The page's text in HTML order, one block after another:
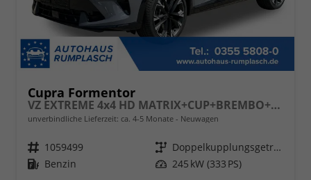
Cupra Formentor
VZ EXTREME 4x4 HD MATRIX+CUP+BREMBO+KAMERA+eHK+SENNHEISER+ACC
unverbindliche Lieferzeit: ca. 4-5 Monate Neuwagen
Fahrzeugnr. 1059499 Getriebe
Doppelkupplungsgetriebe (DSG)
Kraftstoff Benzin Leistung 245 kW (333 PS)